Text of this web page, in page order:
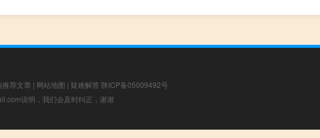
推荐文章 | 网站地图 | 疑难解答 陕ICP备05009492号
说明，我们会及时纠正，谢谢